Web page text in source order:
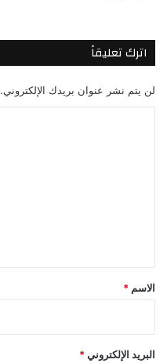
اترك تعليقاً
لن يتم نشر عنوان بريدك الإلكتروني.
*
الاسم *
البريد الإلكتروني *